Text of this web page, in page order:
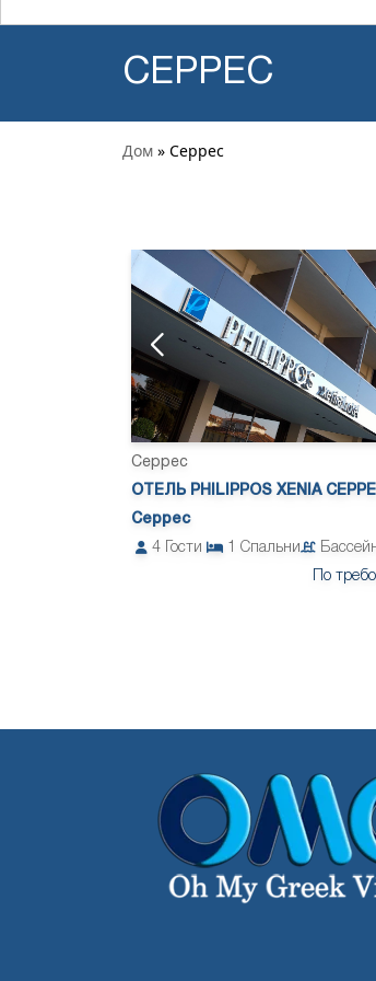
СЕРРЕС
Дом » Серрес
Серрес
ОТЕЛЬ PHILIPPOS XENIA
Серрес
4
Гости 1 Спальни
По